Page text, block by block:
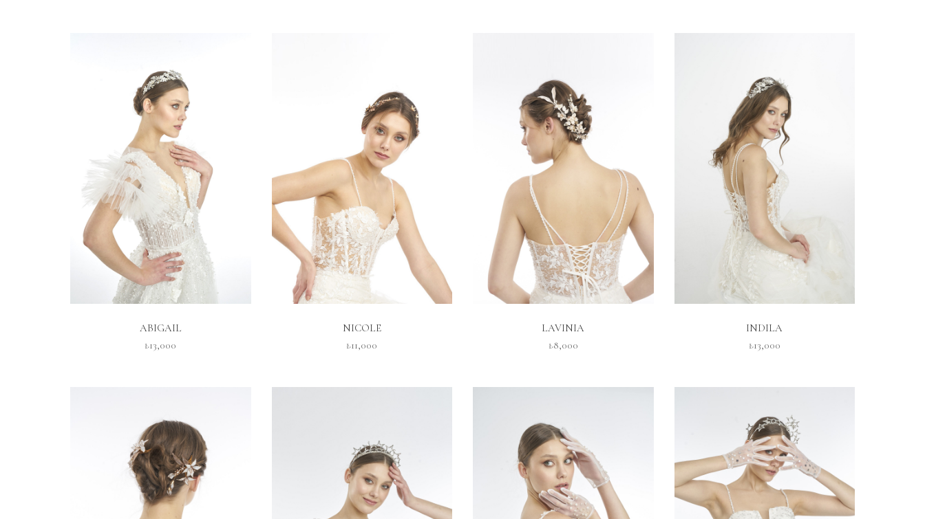
ABIGAIL
₺13,000
NICOLE
₺11,000
LAVINIA
₺8,000
INDILA
₺13,000